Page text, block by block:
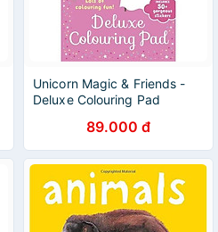
Unicorn Magic & Friends -
Deluxe Colouring Pad
89.000 đ